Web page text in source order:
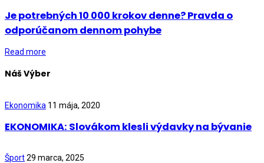
Je potrebných 10 000 krokov denne? Pravda o
odporúčanom dennom pohybe
Read more
Náš Výber
Ekonomika 11 mája, 2020
EKONOMIKA: Slovákom klesli výdavky na bývanie
Šport29 marca, 2025